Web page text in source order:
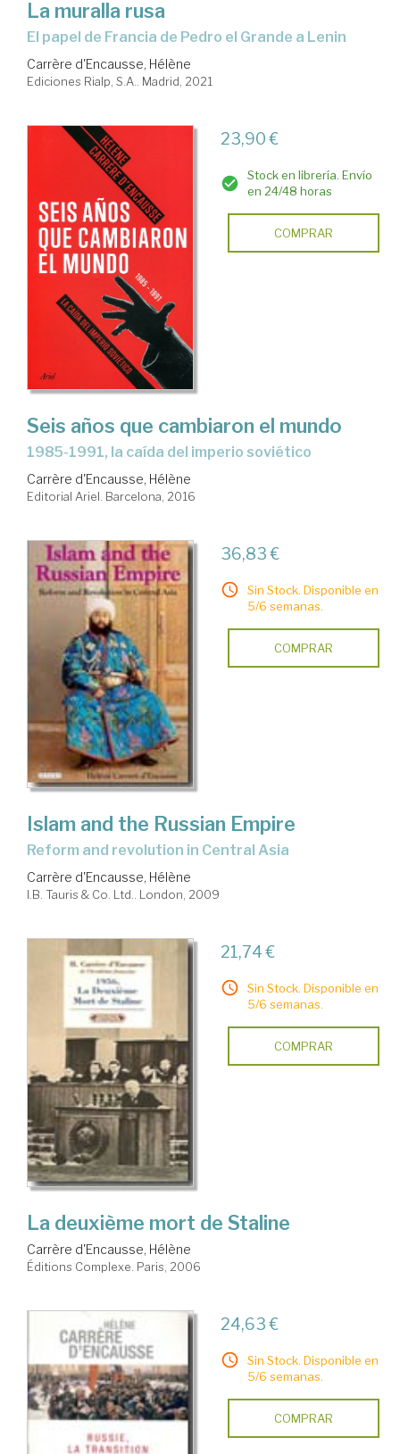
La muralla rusa
el papel de Francia de Pedro el Grande a Lenin
Carrère d'Encausse, Hélène
Ediciones Rialp, S.A.. Madrid, 2021
23,90 €
Stock en librería. Envío
en 24/48 horas
COMPRAR
Seis años que cambiaron el mundo
1985-1991, la caída del imperio soviético
Carrère d'Encausse, Hélène
Editorial Ariel. Barcelona, 2016
36,83 €
Sin Stock. Disponible en
5/6 semanas.
COMPRAR
Islam and the Russian Empire
reform and revolution in Central Asia
Carrère d'Encausse, Hélène
I.B. Tauris & Co. Ltd.. London, 2009
21,74 €
Sin Stock. Disponible en
5/6 semanas.
COMPRAR
La deuxième mort de Staline
Carrère d'Encausse, Hélène
Éditions Complexe. Paris, 2006
24,63 €
Sin Stock. Disponible en
5/6 semanas.
COMPRAR